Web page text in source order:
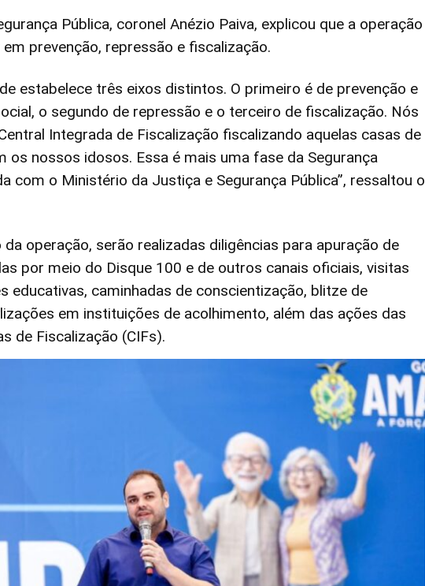
Pública, coronel Anézio Paiva, explicou que a operação
prevenção, repressão e fiscalização.
estabelece três eixos distintos. O primeiro é de prevenção e
o segundo de repressão e o terceiro de fiscalização. Nós
Integrada de Fiscalização fiscalizando aquelas casas de
os nossos idosos. Essa é mais uma fase da Segurança
com o Ministério da Justiça e Segurança Pública”, ressaltou o
operação, serão realizadas diligências para apuração de
por meio do Disque 100 e de outros canais oficiais, visitas
educativas, caminhadas de conscientização, blitze de
em instituições de acolhimento, além das ações das
de Fiscalização (CIFs).